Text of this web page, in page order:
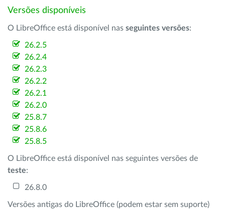
Versões disponíveis
O LibreOffice está disponível nas seguintes versões:
26.2.5
26.2.4
26.2.3
26.2.2
26.2.1
26.2.0
25.8.7
25.8.6
25.8.5
O LibreOffice está disponível nas seguintes versões de
teste:
26.8.0
Versões antigas do LibreOffice (podem estar sem suporte)